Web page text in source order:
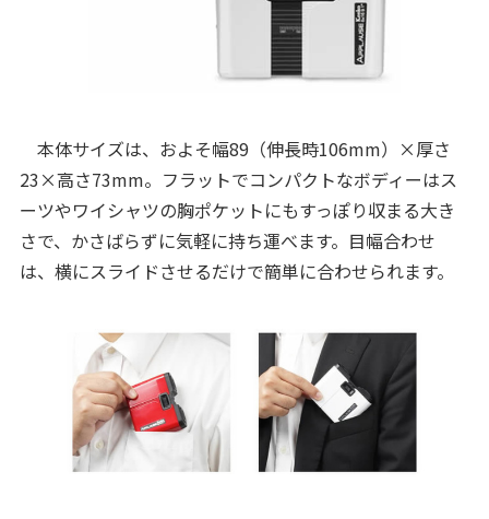
本体サイズは、およそ幅89（伸長時106mm）×厚さ
23×高さ73mm。フラットでコンパクトなボディーはス
ーツやワイシャツの胸ポケットにもすっぽり収まる大き
さで、かさばらずに気軽に持ち運べます。目幅合わせ
は、横にスライドさせるだけで簡単に合わせられます。